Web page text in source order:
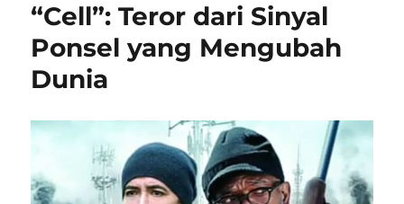
“Cell”: Teror dari Sinyal
Ponsel yang Mengubah
Dunia